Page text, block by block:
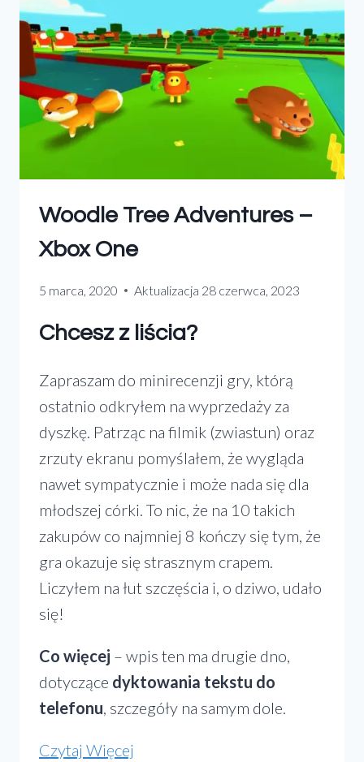
dla
każdego”
DLA
KAŻDEGO
Woodle Tree Adventures –
Xbox One
5 marca, 2020 Aktualizacja 28 czerwca, 2023
Chcesz z liścia?
Zapraszam do minirecenzji gry, którą
ostatnio odkryłem na wyprzedaży za
dyszkę. Patrząc na filmik (zwiastun) oraz
zrzuty ekranu pomyślałem, że wygląda
nawet sympatycznie i może nada się dla
młodszej córki. To nic, że na 10 takich
zakupów co najmniej 8 kończy się tym, że
gra okazuje się strasznym crapem.
Liczyłem na łut szczęścia i, o dziwo, udało
się!
Co więcej – wpis ten ma drugie dno,
dotyczące dyktowania tekstu do
telefonu, szczegóły na samym dole.
Czytaj Więcej